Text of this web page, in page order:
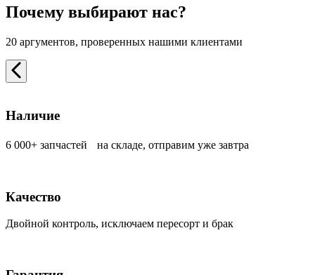
Почему выбирают нас?
20 аргументов, проверенных нашими клиентами
Наличие
6 000+ запчастей на складе, отправим уже завтра
Качество
Двойной контроль, исключаем пересорт и брак